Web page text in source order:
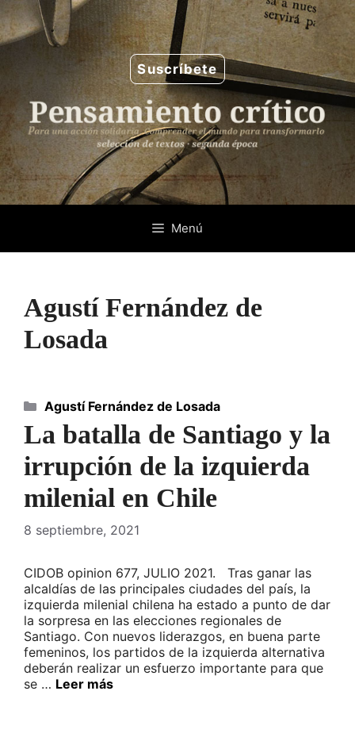
Saltar
al
contenido
Suscríbete
Menú
Agustí Fernández de
Losada
La batalla de Santiago y la
irrupción de la izquierda
milenial en Chile
8 septiembre, 2021
CIDOB opinion 677, JULIO 2021. Tras ganar las
alcaldías de las principales ciudades del país, la
izquierda milenial chilena ha estado a punto de dar
la sorpresa en las elecciones regionales de
Santiago. Con nuevos liderazgos, en buena parte
femeninos, los partidos de la izquierda alternativa
deberán realizar un esfuerzo importante para que
se … Leer más
Categorías
Agustí Fernández de Losada